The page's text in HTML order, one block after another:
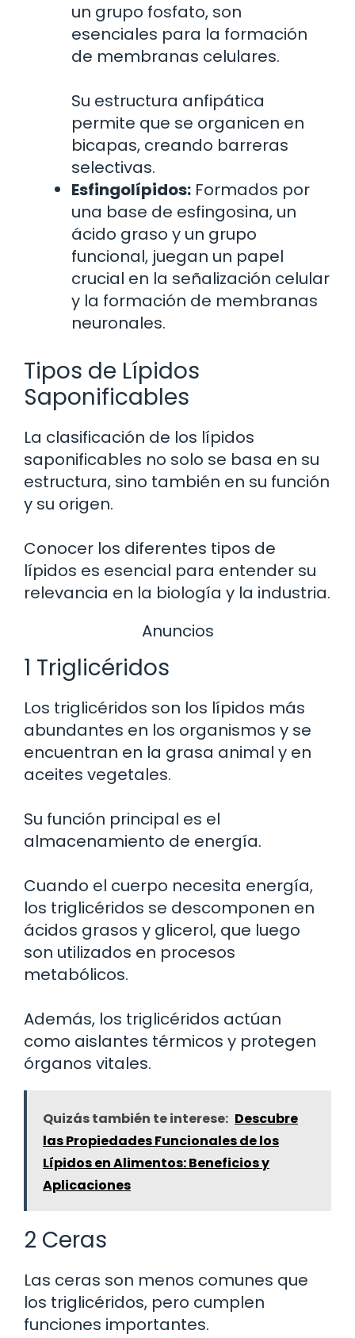
un grupo fosfato, son
esenciales para la formación
de membranas celulares.
Su estructura anfipática
permite que se organicen en
bicapas, creando barreras
selectivas.
Esfingolípidos: Formados por
una base de esfingosina, un
ácido graso y un grupo
funcional, juegan un papel
crucial en la señalización celular
y la formación de membranas
neuronales.
Tipos de Lípidos
Saponificables
La clasificación de los lípidos
saponificables no solo se basa en su
estructura, sino también en su función
y su origen.
Conocer los diferentes tipos de
lípidos es esencial para entender su
relevancia en la biología y la industria.
Anuncios
1 Triglicéridos
Los triglicéridos son los lípidos más
abundantes en los organismos y se
encuentran en la grasa animal y en
aceites vegetales.
Su función principal es el
almacenamiento de energía.
Cuando el cuerpo necesita energía,
los triglicéridos se descomponen en
ácidos grasos y glicerol, que luego
son utilizados en procesos
metabólicos.
Además, los triglicéridos actúan
como aislantes térmicos y protegen
órganos vitales.
Quizás también te interese: Descubre
las Propiedades Funcionales de los
Lípidos en Alimentos: Beneficios y
Aplicaciones
2 Ceras
Las ceras son menos comunes que
los triglicéridos, pero cumplen
funciones importantes.